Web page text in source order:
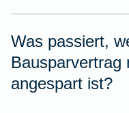
Was passiert,
Bausparvertrag
angespart ist?